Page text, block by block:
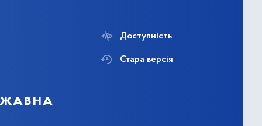
Доступність
Стара версія